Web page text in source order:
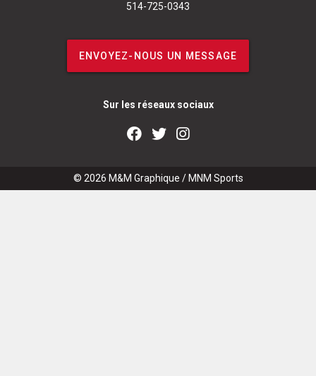
514-725-0343
ENVOYEZ-NOUS UN MESSAGE
Sur les réseaux sociaux
© 2026 M&M Graphique / MNM Sports